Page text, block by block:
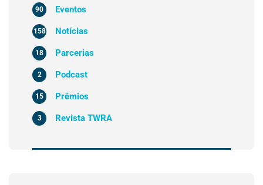
Eventos
90
Notícias
158
Parcerias
18
Podcast
2
Prêmios
15
Revista TWRA
3